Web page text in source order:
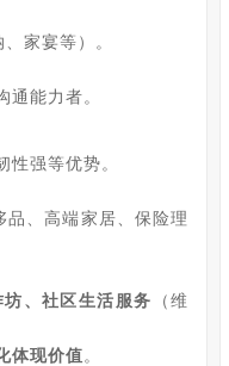
家宴等）。
通能力者。
性强等优势。
、高端家居、保险理
、社区生活服务 （维
体现价值。